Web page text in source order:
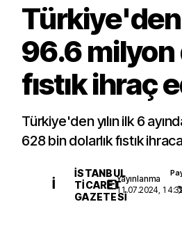
96.6 milyon
fıstık ihraç
Türkiye'den yılın ilk 6
628 bin dolarlık fıstık
İ
İSTANBUL
TICARET
GAZETESI
Yayınlanma
11.07.2024,